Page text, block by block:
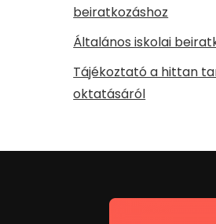
beiratkozáshoz
Általános iskolai
Tájékoztató a hittan
oktatásáról